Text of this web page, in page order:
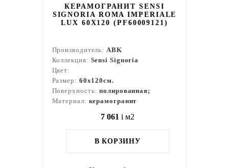
КЕРАМОГРАНИТ SENSI
SIGNORIA ROMA IMPERIALE
LUX 60X120 (PF60009121)
Производитель:ABK
Коллекция: Sensi Signoria
Цвет:
Размер: 60x120см.
Поверхность:полированная;
Материал: керамогранит
7 061 i м2
В КОРЗИНУ